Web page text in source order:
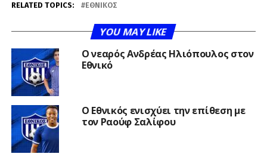
RELATED TOPICS: ΕΘΝΙΚΌΣ
YOU MAY LIKE
Ο νεαρός Ανδρέας Ηλιόπουλος στον
Εθνικό
Ο Εθνικός ενισχύει την επίθεση με
τον Ραούφ Σαλίφου